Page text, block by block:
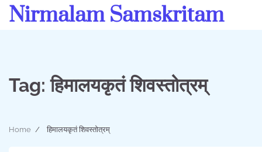
SkipNirmalam Samskritam
Tag:हिमालयकृतं शिवस्तोत्रम्
Home हिमालयकृतं शिवस्तोत्रम्